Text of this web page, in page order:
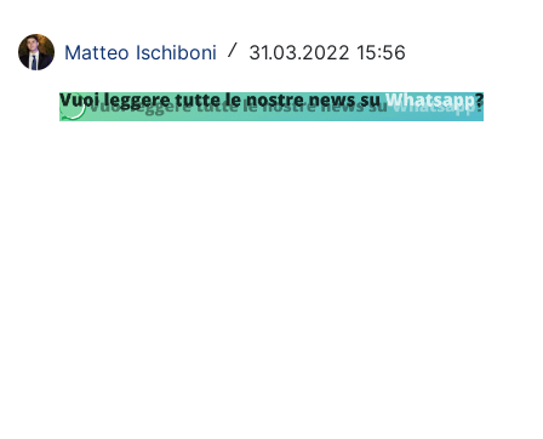
Rassegna Lazio
Social
Matteo Ischiboni / 31.03.2022 15:56